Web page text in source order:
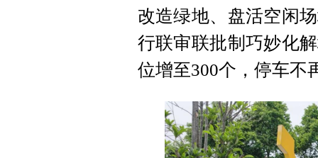
改造绿地、盘活空闲
行联审联批制巧妙化
位增至300个，停车不